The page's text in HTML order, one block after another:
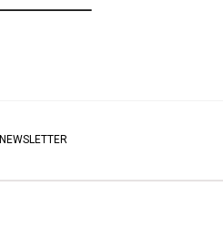
NEWSLETTER